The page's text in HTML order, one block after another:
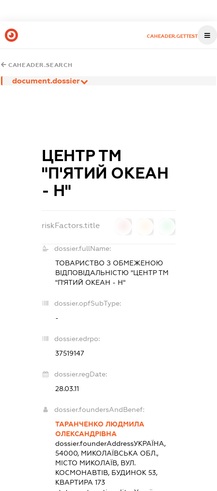
CAHEADER.GETTEST
CAHEADER.SEARCH
document.dossier
ЦЕНТР ТМ
"П'ЯТИЙ ОКЕАН
- Н"
riskFactors.title
dossier.fullName:
ТОВАРИСТВО З ОБМЕЖЕНОЮ
ВІДПОВІДАЛЬНІСТЮ "ЦЕНТР ТМ
"П'ЯТИЙ ОКЕАН - Н"
dossier.opfSubType:
-
dossier.edrpo:
37519147
dossier.regDate:
28.03.11
dossier.foundersAndBenef:
ТАРАНЧЕНКО ЛЮДМИЛА
ОЛЕКСАНДРІВНА
dossier.founderAddressУКРАЇНА,
54000, МИКОЛАЇВСЬКА ОБЛ.,
МІСТО МИКОЛАЇВ, ВУЛ.
КОСМОНАВТІВ, БУДИНОК 53,
КВАРТИРА 173